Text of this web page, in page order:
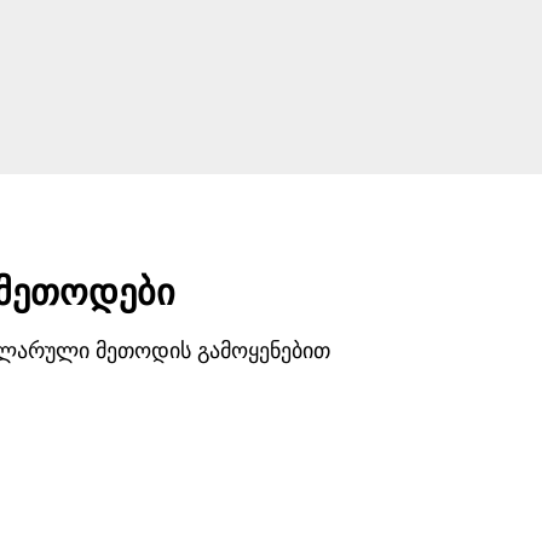
მეთოდის გამოყენებით